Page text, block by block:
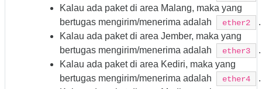
Kalau ada paket di area Malang, maka yang
bertugas mengirim/menerima adalah
ether2
.
Kalau ada paket di area Jember, maka yang
bertugas mengirim/menerima adalah
ether3
.
Kalau ada paket di area Kediri, maka yang
bertugas mengirim/menerima adalah
ether4
.